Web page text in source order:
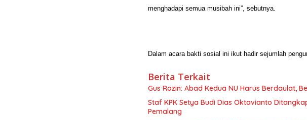
menghadapi semua musibah ini”, sebutnya.
Dalam acara bakti sosial ini ikut hadir sejumlah
Berita Terkait
Gus Rozin: Abad Kedua NU Harus Berdaulat,
Staf KPK Setya Budi Dias Oktavianto
Pemalang